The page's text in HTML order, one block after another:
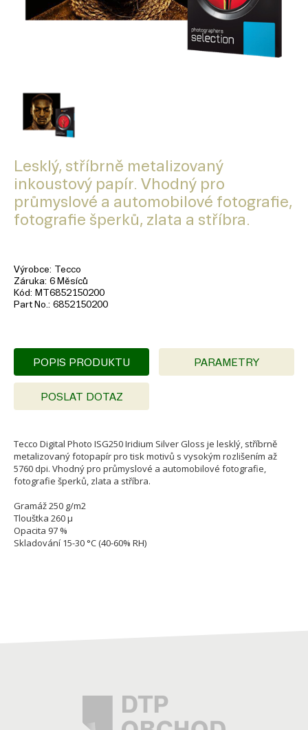
Lesklý, stříbrně metalizovaný
inkoustový papír. Vhodný pro
průmyslové a automobilové fotografie,
fotografie šperků, zlata a stříbra.
Výrobce Tecco
Záruka 6 Měsíců
Kód
MT6852150200
Part No. 6852150200
POPIS PRODUKTU PARAMETRY
POSLAT DOTAZ
Tecco Digital Photo ISG250 Iridium Silver Gloss je lesklý, stříbrně
metalizovaný fotopapír pro tisk motivů s vysokým rozlišením až
5760 dpi. Vhodný pro průmyslové a automobilové fotografie,
fotografie šperků, zlata a stříbra.
Gramáž 250 g/m2
Tlouštka 260 µ
Opacita 97 %
Skladování 15-30 °C (40-60% RH)